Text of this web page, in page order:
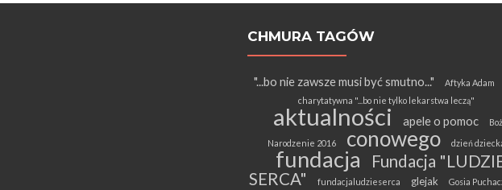
navigation
CHMURA TAGÓW
"...bo nie zawsze musi być smutno..." Aftyka Adam
charytatywna "...bo nie tylko lekarstwa leczą"
aktualności apele o pomoc
Narodzenie 2016
conowego dzień
fundacja
Fundacja
SERCA"
fundacjaludzieserca glejak Gosia